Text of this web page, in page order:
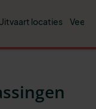
locaties